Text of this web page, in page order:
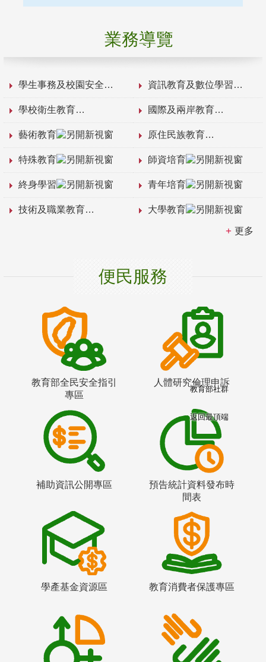
業務導覽
學生事務及校園安全 資訊教育及數位學習
學校衛生教育 國際及兩岸教育
藝術教育 原住民族教育
特殊教育 師資培育
終身學習 青年培育
技術及職業教育 大學教育
更多
便民服務
教育部全民安全指引
專區
人體研究倫理申訴
補助資訊公開專區
預告統計資料發布時
間表
學產基金資源區 教育消費者保護專區
教育部社群
返回最頂端